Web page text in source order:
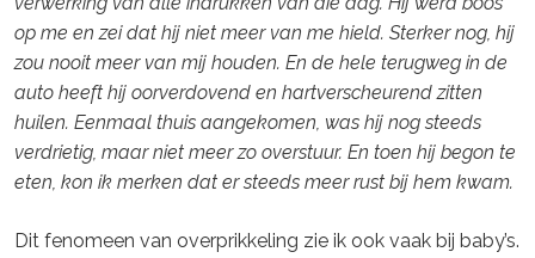
op me en zei dat hij niet meer van me hield. Sterker nog, hij
zou nooit meer van mij houden. En de hele terugweg in de
auto heeft hij oorverdovend en hartverscheurend zitten
huilen. Eenmaal thuis aangekomen, was hij nog steeds
verdrietig, maar niet meer zo overstuur. En toen hij begon te
eten, kon ik merken dat er steeds meer rust bij hem kwam.
Dit fenomeen van overprikkeling zie ik ook vaak bij baby’s.